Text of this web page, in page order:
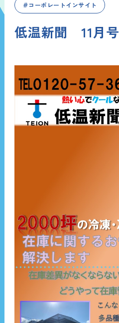
＃コーポレートインサイト
低温新聞 11月号